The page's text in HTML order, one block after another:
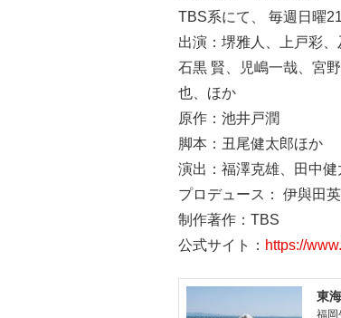
TBS系にて、 毎週日曜
出演：堺雅人、上戸彩
石黒 賢、児嶋一哉、宮
也、ほか
原作：池井戸潤
脚本：丑尾健太郎ほか
演出：福澤克雄、田中
プロデュース： 伊與田
制作著作：TBS
公式サイト： https://
東
福岡